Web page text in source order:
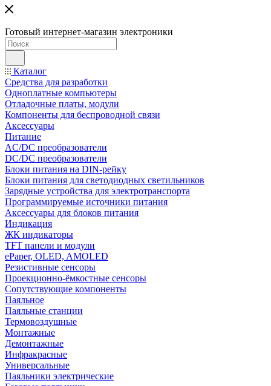
Готовый интернет-магазин электроники
Каталог
Средства для разработки
Одноплатные компьютеры
Отладочные платы, модули
Компоненты для беспроводной связи
Аксессуары
Питание
AC/DC преобразователи
DC/DC преобразователи
Блоки питания на DIN-рейку
Блоки питания для светодиодных светильников
Зарядные устройства для электротранспорта
Программируемые источники питания
Аксессуары для блоков питания
Индикация
ЖК индикаторы
TFT панели и модули
ePaper, OLED, AMOLED
Резистивные сенсоры
Проекционно-ёмкостные сенсоры
Сопутствующие компоненты
Паяльное
Паяльные станции
Термовоздушные
Монтажные
Демонтажные
Инфракрасные
Универсальные
Паяльники электрические